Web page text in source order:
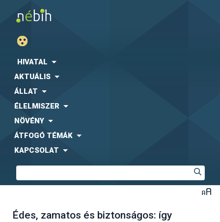
HIVATAL
AKTUÁLIS
ÁLLAT
ÉLELMISZER
NÖVÉNY
ÁTFOGÓ TÉMÁK
KAPCSOLAT
Édes, zamatos és biztonságos: így